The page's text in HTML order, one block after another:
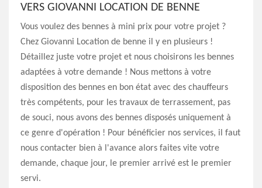
VERS GIOVANNI LOCATION DE BENNE
Vous voulez des bennes à mini prix pour votre projet ?
Chez Giovanni Location de benne il y en plusieurs !
Détaillez juste votre projet et nous choisirons les bennes
adaptées à votre demande ! Nous mettons à votre
disposition des bennes en bon état avec des chauffeurs
très compétents, pour les travaux de terrassement, pas
de souci, nous avons des bennes disposés uniquement à
ce genre d'opération ! Pour bénéficier nos services, il faut
nous contacter bien à l'avance alors faites vite votre
demande, chaque jour, le premier arrivé est le premier
servi.